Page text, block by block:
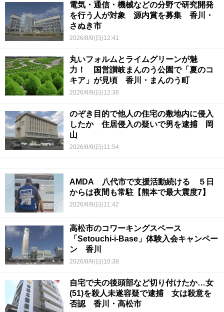
電気・通信・機械などの分野で研究開発
を行う人が対象 源内賞を募集 香川・
さぬき市
2026/8/9(日)12:41
丸いフォルムとライムグリーンが魅
力！ 国営讃岐まんのう公園で「夏のコ
キア」が見頃 香川・まんのう町
2026/8/9(日)12:36
のぞき目的で他人の住宅の敷地内に侵入
したか 住居侵入の疑いで男を逮捕 岡
山
2026/8/9(日)11:54
AMDA 八代市で支援活動続ける ５日
からは夜間も常駐【熊本で最大震度7】
2026/8/9(日)11:42
高松市のコワーキングスペース
「Setouchi-i-Base」体験入会キャンペー
ン 香川
2026/8/9(日)10:38
自宅で夫の後頭部など切り付けたか…女
(51)を殺人未遂容疑で逮捕 女は殺意を
否認 香川・高松市